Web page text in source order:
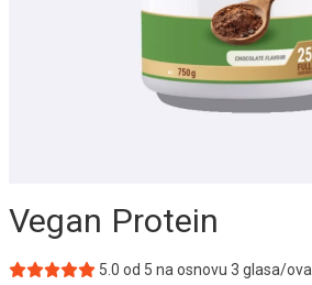
Vegan Protein
5.0 od 5 na osnovu 3 glasa/ova.